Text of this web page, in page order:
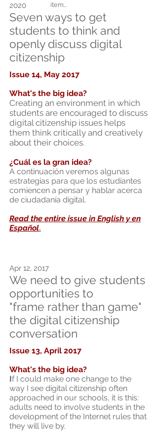
2020
item...
Seven ways to get
students to think and
openly discuss digital
citizenship
Issue 14, May 2017
What's the big idea?
Creating an environment in which
students are encouraged to discuss
digital citizenship issues helps
them think critically and creatively
about their choices.
¿Cuál es la gran idea?
A continuación veremos algunas
estrategias para que los estudiantes
comiencen a pensar y hablar acerca
de ciudadanía digital.
Read the entire issue in English y en
Español.
Apr 12, 2017
We need to give students
opportunities to
"frame rather than game"
the digital citizenship
conversation
Issue 13, April 2017
What's the big idea?
If I could make one change to the
way I see digital citizenship often
approached in our schools, it is this:
adults need to involve students in the
development of the Internet rules that
they will live by.